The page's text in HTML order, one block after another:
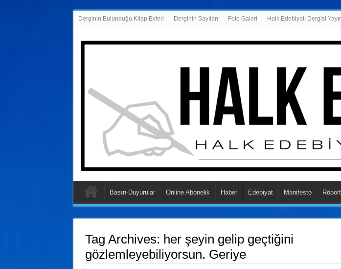
Derginin Bulunduğu Kitap Evleri Derginin Sayıları Foto Galeri Halk Edebiyatı Dergisi
Basın-Duyurular Online Abonelik Haber Edebiyat Manifesto
Tag Archives: her şeyin gelip geçtiğini
gözlemleyebiliyorsun. Geriye